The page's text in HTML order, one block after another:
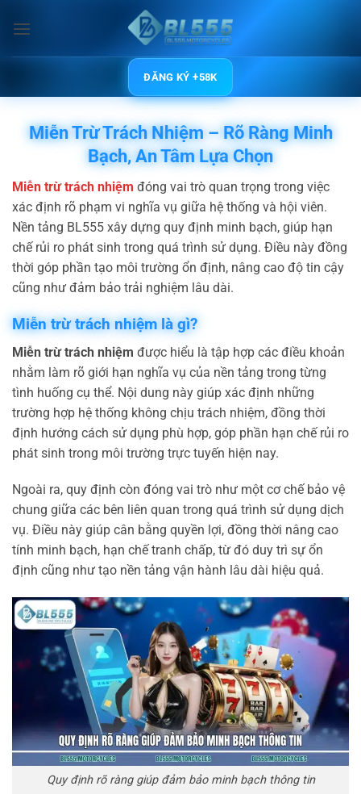
qua
ĐĂNG KÝ +58K
Miễn Trừ Trách Nhiệm – Rõ Ràng Minh
Bạch, An Tâm Lựa Chọn
Miễn trừ trách nhiệm đóng vai trò quan trọng trong việc
xác định rõ phạm vi nghĩa vụ giữa hệ thống và hội viên.
Nền tảng BL555 xây dựng quy định minh bạch, giúp hạn
chế rủi ro phát sinh trong quá trình sử dụng. Điều này đồng
thời góp phần tạo môi trường ổn định, nâng cao độ tin cậy
cũng như đảm bảo trải nghiệm lâu dài.
Miễn trừ trách nhiệm là gì?
Miễn trừ trách nhiệm được hiểu là tập hợp các điều khoản
nhằm làm rõ giới hạn nghĩa vụ của nền tảng trong từng
tình huống cụ thể. Nội dung này giúp xác định những
trường hợp hệ thống không chịu trách nhiệm, đồng thời
định hướng cách sử dụng phù hợp, góp phần hạn chế rủi ro
phát sinh trong môi trường trực tuyến hiện nay.
Ngoài ra, quy định còn đóng vai trò như một cơ chế bảo vệ
chung giữa các bên liên quan trong quá trình sử dụng dịch
vụ. Điều này giúp cân bằng quyền lợi, đồng thời nâng cao
tính minh bạch, hạn chế tranh chấp, từ đó duy trì sự ổn
định cũng như tạo nền tảng vận hành lâu dài hiệu quả.
Quy định rõ ràng giúp đảm bảo minh bạch thông tin